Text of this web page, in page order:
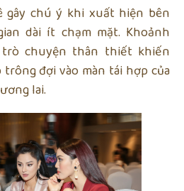
gây chú ý khi xuất hiện bên
dài ít chạm mặt. Khoảnh
chuyện thân thiết khiến
đợi vào màn tái hợp của
lai.